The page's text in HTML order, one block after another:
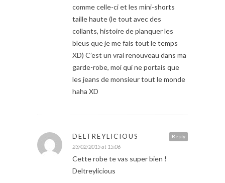
comme celle-ci et les mini-shorts
taille haute (le tout avec des
collants, histoire de planquer les
bleus que je me fais tout le temps
XD) C’est un vrai renouveau dans ma
garde-robe, moi qui ne portais que
les jeans de monsieur tout le monde
haha XD
Reply
DELTREYLICIOUS
23/02/2015 at 15:06
Cette robe te vas super bien !
Deltreylicious